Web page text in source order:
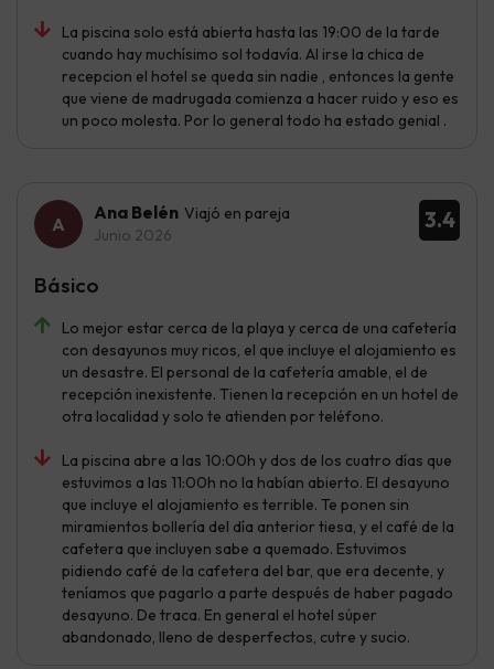
La piscina solo está abierta hasta las 19:00 de la tarde
cuando hay muchísimo sol todavía. Al irse la chica de
recepcion el hotel se queda sin nadie , entonces la gente
que viene de madrugada comienza a hacer ruido y eso es
un poco molesta. Por lo general todo ha estado genial .
3.4
Ana Belén Viajó en pareja
Junio 2026
Lo mejor estar cerca de la playa y cerca de una cafetería
con desayunos muy ricos, el que incluye el alojamiento es
un desastre. El personal de la cafetería amable, el de
recepción inexistente. Tienen la recepción en un hotel de
otra localidad y solo te atienden por teléfono.
La piscina abre a las 10:00h y dos de los cuatro días que
estuvimos a las 11:00h no la habían abierto. El desayuno
que incluye el alojamiento es terrible. Te ponen sin
miramientos bollería del día anterior tiesa, y el café de la
cafetera que incluyen sabe a quemado. Estuvimos
pidiendo café de la cafetera del bar, que era decente, y
teníamos que pagarlo a parte después de haber pagado
desayuno. De traca. En general el hotel súper
abandonado, lleno de desperfectos, cutre y sucio.
Básico